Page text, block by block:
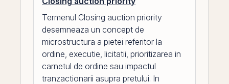
Termenul Closing auction priority
desemneaza un concept de
microstructura a pietei referitor la
ordine, executie, licitatii, prioritizarea in
carnetul de ordine sau impactul
tranzactionarii asupra pretului. In